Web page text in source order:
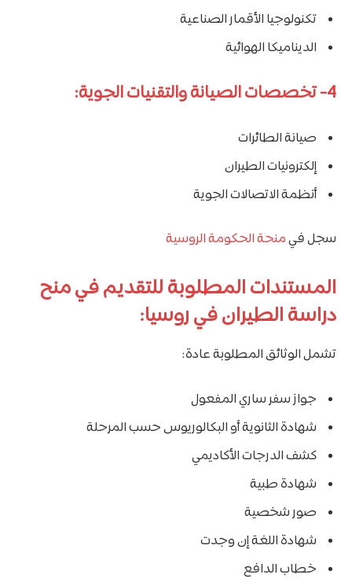
تكنولوجيا الأقمار الصناعية
الديناميكا الهوائية
4- تخصصات الصيانة والتقنيات الجوية:
صيانة الطائرات
إلكترونيات الطيران
أنظمة الاتصالات الجوية
سجل فيمنحة الحكومة الروسية
المستندات المطلوبة للتقديم في منح
دراسة الطيران في روسيا:
تشمل الوثائق المطلوبة عادة:
جواز سفر ساري المفعول
شهادة الثانوية أو البكالوريوس حسب المرحلة
كشف الدرجات الأكاديمي
شهادة طبية
صور شخصية
شهادة اللغة إن وجدت
خطاب الدافع